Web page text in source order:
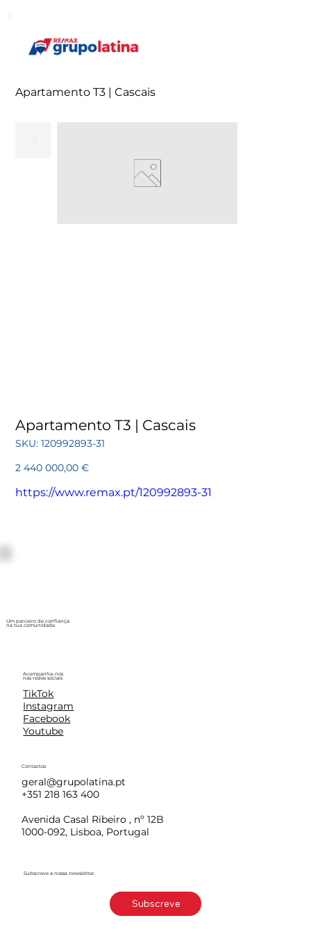
Apartamento T3 | Cascais
Apartamento T3 | Cascais
SKU: SKU
120992893-
120992893-31
Preço
2 440 000,00 €
https://www.remax.pt/120992893-31
Um parceiro de confiança
na tua comunidade.
Acompanha-nos
nas redes sociais
TikTok
Instagram
Facebook
Youtube
Contactos
geral@grupolatina.pt
+351 218 163 400
Avenida Casal Ribeiro , nº 12B
1000-092, Lisboa, Portugal
Subscreve a nossa newsletter.
Subscreve